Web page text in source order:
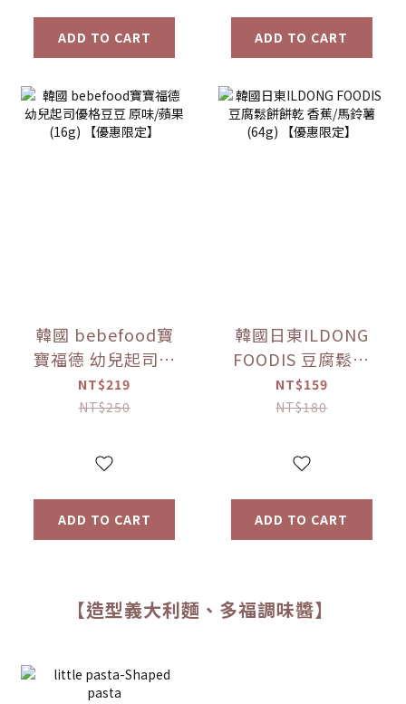
ADD TO CART ADD TO CART
韓國 bebefood寶
寶福德 幼兒起司優
格豆豆 原味/蘋果
(16g) 【優惠限定】
NT$219
NT$250
ADD TO CART
韓國日東ILDONG
FOODIS 豆腐鬆餅
餅乾 香蕉/馬鈴薯
(64g) 【優惠限定】
NT$159
NT$180
ADD TO CART
【造型義大利麵、多福調味醬】